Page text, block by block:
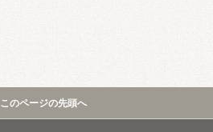
このページの先頭へ